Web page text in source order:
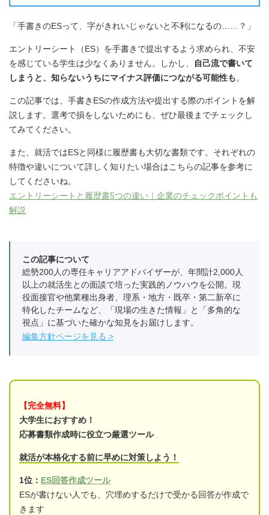
「手書きのESって、字がきれいじゃないと不利になるの……？」
エントリーシート（ES）を手書きで提出するよう求められ、不安
を感じている学生は少なくありません。しかし、
自己流で書いて
しまうと、知らないうちにマイナス評価につながる可能性も。
この記事では、手書きESの作成方法や提出する際のポイントを解
説します。選考で損をしないためにも、ぜひ最後までチェックし
てみてください。
また、就活ではESと同様に履歴書も大切な書類です。それぞれの
特徴や違いについて詳しく知りたい場合はこちらの記事を参考に
してくださいね。
エントリーシートと履歴書5つの違い｜企業のチェックポイントも
解説
この記事について
総勢200人の専任キャリアアドバイザーが、年間計2,000人
以上の就活生との面談で培った実践的ノウハウを公開。現
役面接官や他業種出身者、理系・地方・既卒・第二新卒に
特化したチームなど、「現場の生きた情報」と「多角的な
視点」に基づいた確かな知見をお届けします。
編集方針ページを見る
【完全無料】
大学生におすすめ！
応募書類作成時に役立つ厳選ツール
就活が本格化する前に早めに対策しよう！
1位： ES回答作成ツール
ESが書けない人でも、穴埋めするだけで受かる回答が作成で
きます